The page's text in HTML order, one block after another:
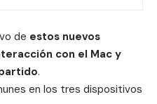
de estos nuevos
con el Mac y
.
en los tres dispositivos